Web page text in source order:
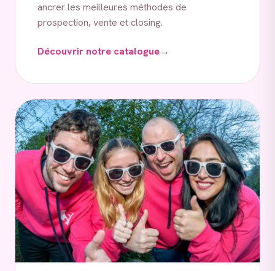
ancrer les meilleures méthodes de
prospection, vente et closing.
Découvrir notre catalogue→